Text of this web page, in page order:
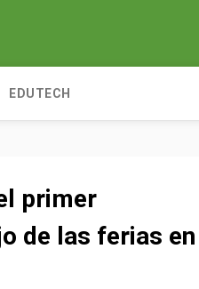
EDUTECH
primer
de las ferias en